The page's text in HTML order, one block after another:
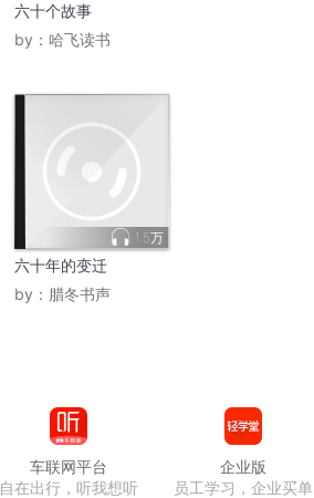
六十个故事
by： 哈飞读书
1.5万
六十年的变迁
by： 腊冬书声
车联网平台
自在出行，听我想听
企业版
员工学习，企业买单